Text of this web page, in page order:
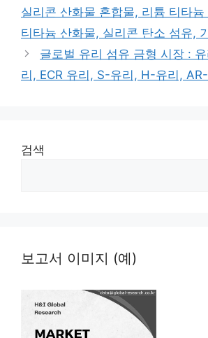
실리콘 산화물 혼합물, 리튬 티타
티타늄 산화물, 실리콘 탄소 섬유,
글로벌 유리 섬유 금형 시장 :
리, ECR 유리, S-유리, H-유리,
검색
보고서 이미지 (예)